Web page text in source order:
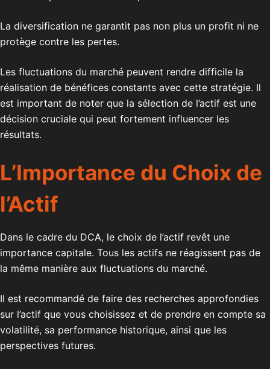
La diversification ne garantit pas non plus un profit ni ne
protège contre les pertes.
Les fluctuations du marché peuvent rendre difficile la
réalisation de bénéfices constants avec cette stratégie. Il
est important de noter que la sélection de l’actif est une
décision cruciale qui peut fortement influencer les
résultats.
L’Importance du Choix de
l’Actif
Dans le cadre du DCA, le choix de l’actif revêt une
importance capitale. Tous les actifs ne réagissent pas de
la même manière aux fluctuations du marché.
Il est recommandé de faire des recherches approfondies
sur l’actif que vous choisissez et de prendre en compte sa
volatilité, sa performance historique, ainsi que les
perspectives futures.